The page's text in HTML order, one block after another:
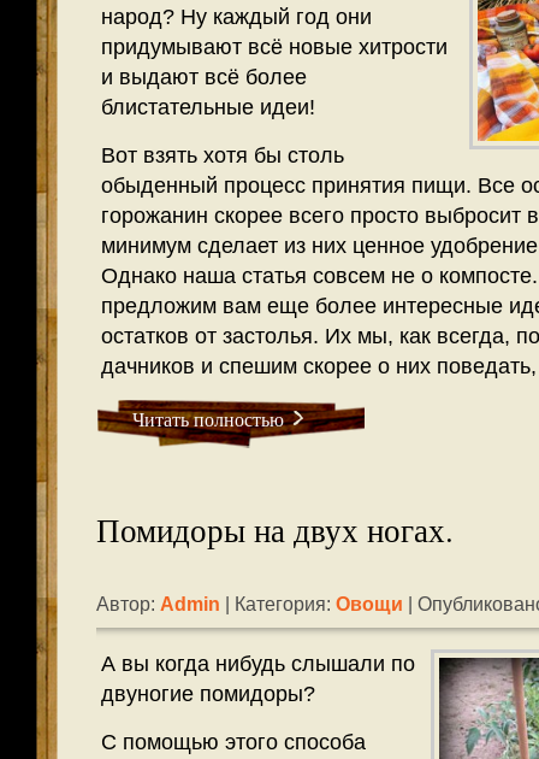
народ? Ну каждый год они
придумывают всё новые хитрости
и выдают всё более
блистательные идеи!
Вот взять хотя бы столь
обыденный процесс принятия пищи. Все
горожанин скорее всего просто выбросит
минимум сделает из них ценное
Однако наша статья совсем не о
предложим вам еще более интересные
остатков от застолья. Их мы, как всегда,
дачников и спешим скорее о них поведать,
Читать полностью
Помидоры на двух ногах.
Автор: Admin | Категория: Овощи |
А вы когда нибудь слышали по
двуногие помидоры?
С помощью этого способа